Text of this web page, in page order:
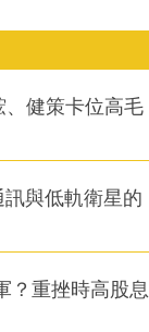
健策卡位高毛
與低軌衛星的
？重挫時高股息